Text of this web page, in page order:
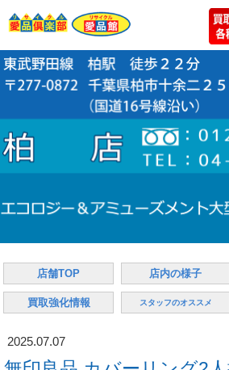
店舗TOP 店内の様子
買取強化情報 スタッフのオススメ
2025.07.07